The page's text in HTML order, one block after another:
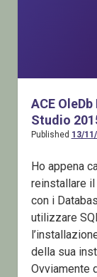
ACE
Studio
Published 13/
Ho appena
reinstallare
con i
utilizzare
della sua
Ovviamente